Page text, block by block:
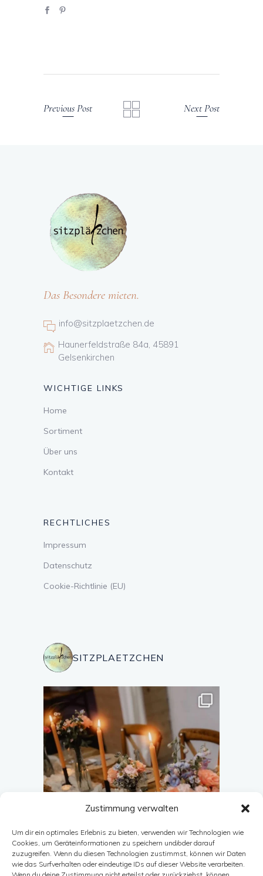
Zustimmung verwalten
Um dir ein optimales Erlebnis zu bieten, verwenden wir Technologien wie
Cookies, um Geräteinformationen zu speichern und/oder darauf
zuzugreifen. Wenn du diesen Technologien zustimmst, können wir Daten
wie das Surfverhalten oder eindeutige IDs auf dieser Website verarbeiten.
Previous Post Next Post
Das Besondere mieten.
info@sitzplaetzchen.de
Haunerfeldstraße 84a, 45891
Gelsenkirchen
WICHTIGE LINKS
Home
Sortiment
Über uns
Kontakt
RECHTLICHES
Impressum
Datenschutz
Cookie-Richtlinie (EU)
SITZPLAETZCHEN